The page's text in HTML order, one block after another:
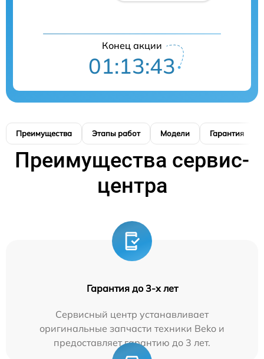
Конец акции
01:13:42
Преимущества Этапы работ Модели Гарантия
Преимущества сервис-
центра
Гарантия до 3-х лет
Сервисный центр устанавливает
оригинальные запчасти техники Beko и
предоставляет гарантию до 3 лет.